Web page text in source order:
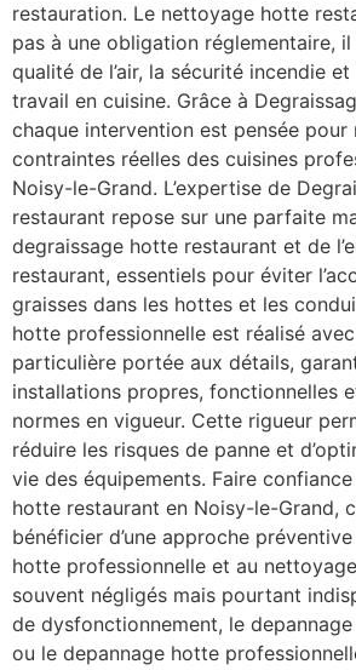
restauration. Le nettoyage hotte
pas à une obligation réglementaire,
qualité de l’air, la sécurité incendie
travail en cuisine. Grâce à
chaque intervention est pensée pour
contraintes réelles des cuisines
Noisy-le-Grand. L’expertise de
restaurant repose sur une parfaite
degraissage hotte restaurant et de
restaurant, essentiels pour éviter
graisses dans les hottes et les
hotte professionnelle est réalisé
particulière portée aux détails,
installations propres, fonctionnelles
normes en vigueur. Cette rigueur
réduire les risques de panne et
vie des équipements. Faire
hotte restaurant en Noisy-le-Grand,
bénéficier d’une approche
hotte professionnelle et au
souvent négligés mais pourtant
de dysfonctionnement, le
ou le depannage hotte